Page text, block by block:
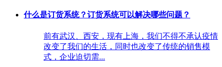
什么是订货系统？订货系统可以解决哪些问题？
前有武汉、西安，现有上海，我们不得不承认疫情
改变了我们的生活，同时也改变了传统的销售模
式，企业迫切需...